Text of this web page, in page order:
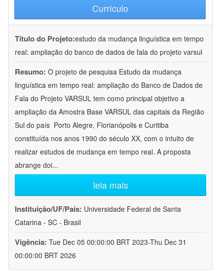
Currículo
Título do Projeto:estudo da mudança linguística em tempo
real: ampliação do banco de dados de fala do projeto varsul
Resumo: O projeto de pesquisa Estudo da mudança
linguística em tempo real: ampliação do Banco de Dados de
Fala do Projeto VARSUL tem como principal objetivo a
ampliação da Amostra Base VARSUL das capitais da Região
Sul do país  Porto Alegre, Florianópolis e Curitiba 
constituída nos anos 1990 do século XX, com o intuito de
realizar estudos de mudança em tempo real. A proposta
abrange doi...
leia mais
Instituição/UF/País: Universidade Federal de Santa
Catarina - SC - Brasil
Vigência: Tue Dec 05 00:00:00 BRT 2023-Thu Dec 31
00:00:00 BRT 2026